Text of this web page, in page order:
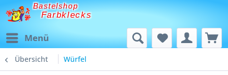
Bastelshop
Farbklecks
Menü
Übersicht Würfel